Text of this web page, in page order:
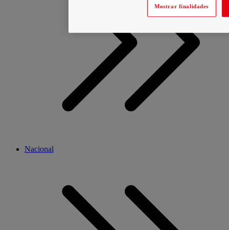
Nacional
Mostrar finalidades